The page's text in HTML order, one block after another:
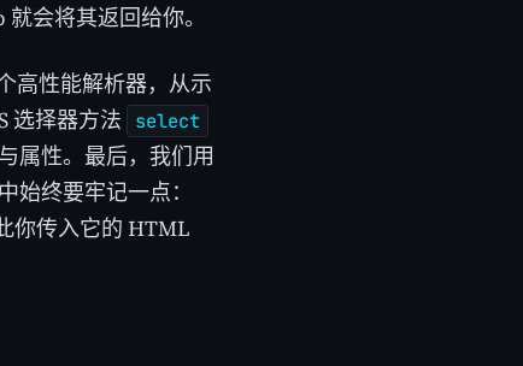
会将其返回给你。
高性能解析器，从示
选择器方法 select
属性。最后，我们用
终要牢记一点：
你传入它的 HTML